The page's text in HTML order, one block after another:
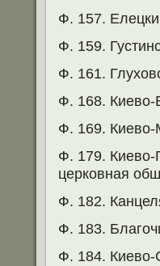
Ф. 157.
Ф. 159.
Ф. 161.
Ф. 168. Киево-
Ф. 169. Киево-
Ф. 179. Киево-
церковная
Ф. 182.
Ф. 183.
Ф. 184. Киево-